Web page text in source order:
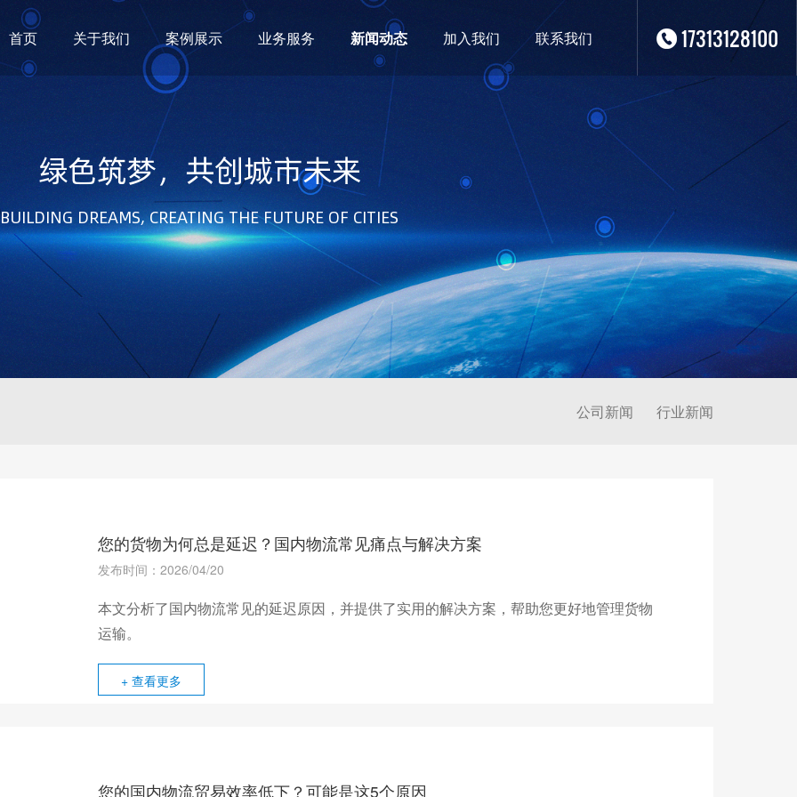
首页 关于我们 案例展示 业务服务 新闻动态 加入我们 联系我们 17313128100
绿色筑梦，共创城市未来
BUILDING DREAMS, CREATING THE FUTURE OF CITIES
公司新闻 行业新闻
您的货物为何总是延迟？国内物流常见痛点与解决方案
发布时间：2026/04/20
本文分析了国内物流常见的延迟原因，并提供了实用的解决方案，帮助您更好地管理货物
运输。
+ 查看更多
您的国内物流贸易效率低下？可能是这5个原因